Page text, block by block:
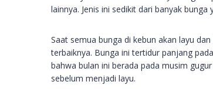
lainnya. Jenis ini sedikit dari banyak
Saat semua bunga di kebun akan layu
terbaiknya. Bunga ini tertidur panjang
bahwa bulan ini berada pada musim
sebelum menjadi layu.